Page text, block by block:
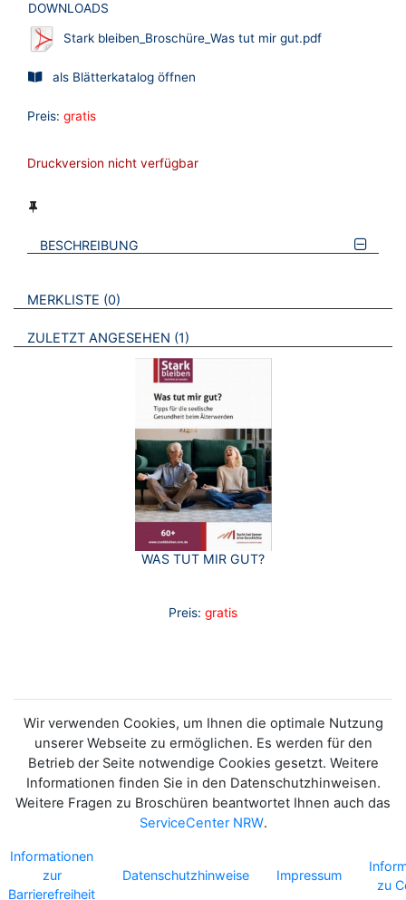
DOWNLOADS
Stark bleiben_Broschüre_Was tut mir gut.pdf
als Blätterkatalog öffnen
Preis: gratis
Druckversion nicht verfügbar
BESCHREIBUNG
VERWEISE AUF VERMERKTE- ODER ZULETZT ANGESEHENE
MERKLISTE 0 BROSCHÜREN
ZULETZT ANGESEHEN 1 BROSCHÜREN
WAS TUT MIR GUT?
Preis: gratis
Wir verwenden Cookies, um Ihnen die optimale Nutzung
unserer Webseite zu ermöglichen. Es werden für den
Betrieb der Seite notwendige Cookies gesetzt. Weitere
Informationen finden Sie in den Datenschutzhinweisen.
Weitere Fragen zu Broschüren beantwortet Ihnen auch das
ServiceCenter NRW.
Informationen
zur
Barrierefreiheit
Datenschutzhinweise Impressum
zu